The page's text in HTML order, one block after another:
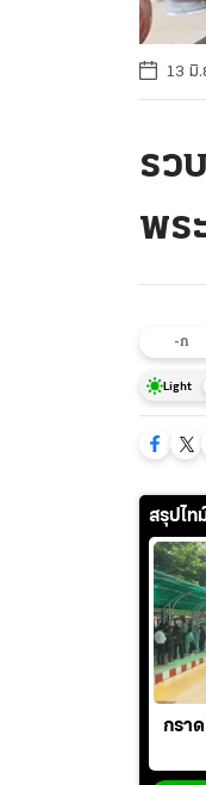
13 มิ
รว
พร
-ก
Light
สรุปไท
กรา